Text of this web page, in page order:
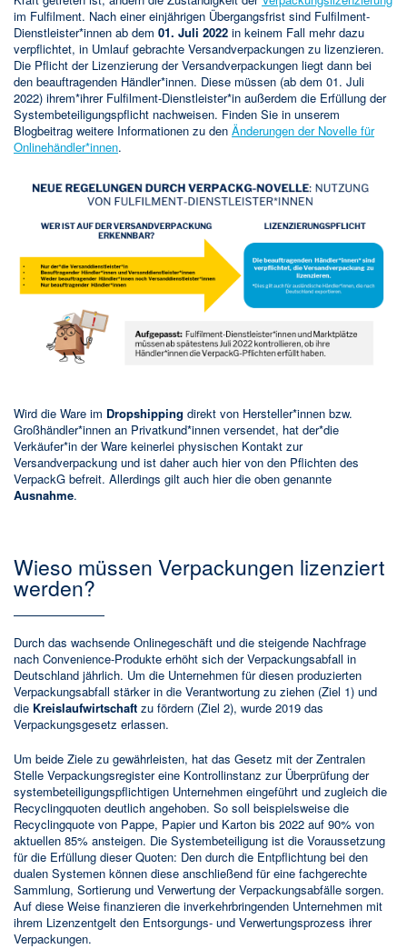
im Fulfilment. Nach einer einjährigen Übergangsfrist sind Fulfilment-
Dienstleister*innen ab dem 01. Juli 2022 in keinem Fall mehr dazu
verpflichtet, in Umlauf gebrachte Versandverpackungen zu lizenzieren.
Die Pflicht der Lizenzierung der Versandverpackungen liegt dann bei
den beauftragenden Händler*innen. Diese müssen (ab dem 01. Juli
2022) ihrem*ihrer Fulfilment-Dienstleister*in außerdem die Erfüllung der
Systembeteiligungspflicht nachweisen. Finden Sie in unserem
Blogbeitrag weitere Informationen zu den Änderungen der Novelle für
Onlinehändler*innen.
Wird die Ware im Dropshipping direkt von Hersteller*innen bzw.
Großhändler*innen an Privatkund*innen versendet, hat der*die
Verkäufer*in der Ware keinerlei physischen Kontakt zur
Versandverpackung und ist daher auch hier von den Pflichten des
VerpackG befreit. Allerdings gilt auch hier die oben genannte
Ausnahme.
Wieso müssen Verpackungen lizenziert
werden?
Durch das wachsende Onlinegeschäft und die steigende Nachfrage
nach Convenience-Produkte erhöht sich der Verpackungsabfall in
Deutschland jährlich. Um die Unternehmen für diesen produzierten
Verpackungsabfall stärker in die Verantwortung zu ziehen (Ziel 1) und
die Kreislaufwirtschaft zu fördern (Ziel 2), wurde 2019 das
Verpackungsgesetz erlassen.
Um beide Ziele zu gewährleisten, hat das Gesetz mit der Zentralen
Stelle Verpackungsregister eine Kontrollinstanz zur Überprüfung der
systembeteiligungspflichtigen Unternehmen eingeführt und zugleich die
Recyclingquoten deutlich angehoben. So soll beispielsweise die
Recyclingquote von Pappe, Papier und Karton bis 2022 auf 90% von
aktuellen 85% ansteigen. Die Systembeteiligung ist die Voraussetzung
für die Erfüllung dieser Quoten: Den durch die Entpflichtung bei den
dualen Systemen können diese anschließend für eine fachgerechte
Sammlung, Sortierung und Verwertung der Verpackungsabfälle sorgen.
Auf diese Weise finanzieren die inverkehrbringenden Unternehmen mit
ihrem Lizenzentgelt den Entsorgungs- und Verwertungsprozess ihrer
Verpackungen.